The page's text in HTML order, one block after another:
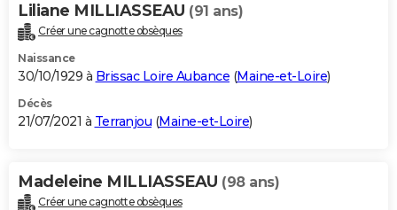
Liliane MILLIASSEAU (91 ans)
Créer une cagnotte obsèques
Naissance
30/10/1929 à Brissac Loire Aubance (Maine-et-Loire)
Décès
21/07/2021 à Terranjou (Maine-et-Loire)
Madeleine MILLIASSEAU (98 ans)
Créer une cagnotte obsèques